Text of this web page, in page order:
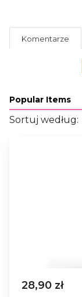
Komentarze
Popular Items
Sortuj według:
28,90 zł